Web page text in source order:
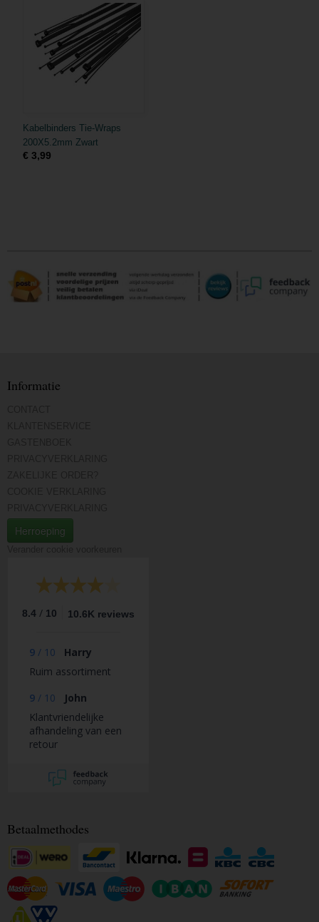
Kabelbinders Tie-Wraps
200X5.2mm Zwart
€ 3,99
Informatie
Herroeping
8.4 / 10 10.6K reviews
9 / 10
Harry
Ruim assortiment
9 / 10
John
Klantvriendelijke
afhandeling van een
retour
Betaalmethodes